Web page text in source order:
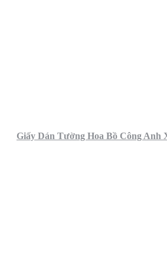
Giấy Dán Tường Hoa Bồ Công Anh